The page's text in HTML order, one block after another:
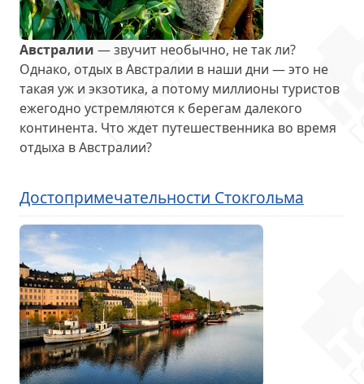
Австралии — звучит необычно, не так ли?
Однако, отдых в Австралии в наши дни — это не
такая уж и экзотика, а потому миллионы туристов
ежегодно устремляются к берегам далекого
континента. Что ждет путешественника во время
отдыха в Австралии?
Достопримечательности Стокгольма